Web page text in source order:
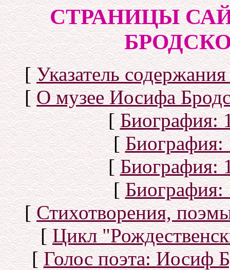
СТРАНИЦЫ
[Указатель
[О музее Иосифа
[Биография:
[Биография:
[Биография:
[Биография:
[Стихотворения,
[Цикл
[Голос поэта: Иосиф